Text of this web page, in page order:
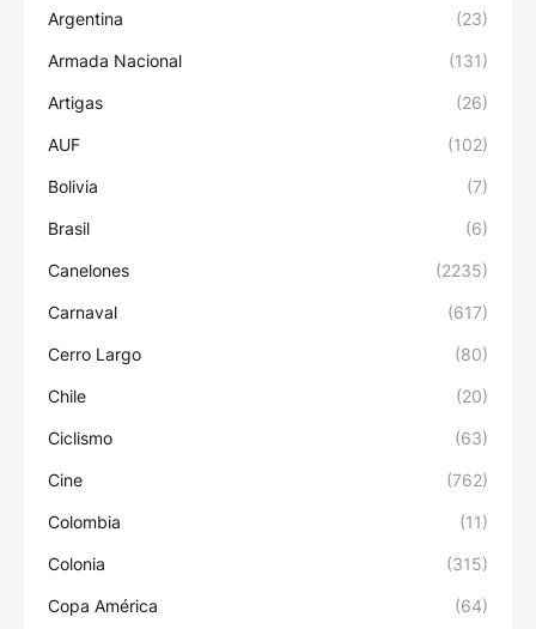
Argentina (23)
Armada Nacional (131)
Artigas (26)
AUF (102)
Bolivia (7)
Brasil (6)
Canelones (2235)
Carnaval (617)
Cerro Largo (80)
Chile (20)
Ciclismo (63)
Cine (762)
Colombia (11)
Colonia (315)
Copa América (64)